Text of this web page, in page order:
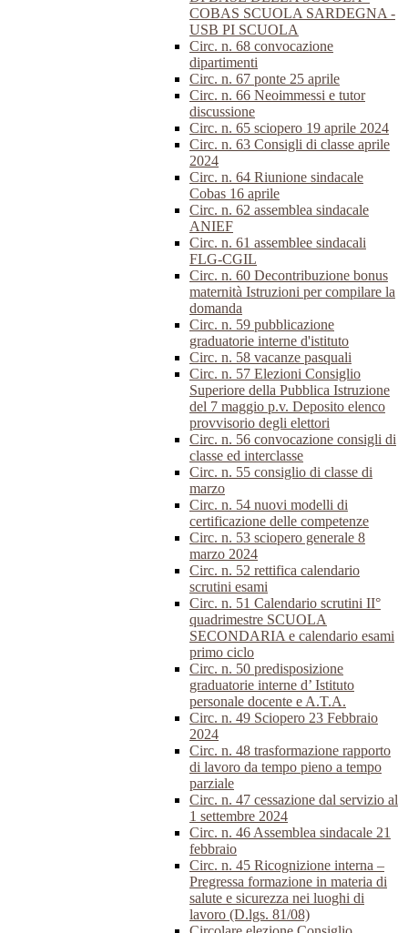
COBAS SCUOLA SARDEGNA -
USB PI SCUOLA
Circ. n. 68 convocazione
dipartimenti
Circ. n. 67 ponte 25 aprile
Circ. n. 66 Neoimmessi e tutor
discussione
Circ. n. 65 sciopero 19 aprile 2024
Circ. n. 63 Consigli di classe aprile
2024
Circ. n. 64 Riunione sindacale
Cobas 16 aprile
Circ. n. 62 assemblea sindacale
ANIEF
Circ. n. 61 assemblee sindacali
FLG-CGIL
Circ. n. 60 Decontribuzione bonus
maternità Istruzioni per compilare la
domanda
Circ. n. 59 pubblicazione
graduatorie interne d'istituto
Circ. n. 58 vacanze pasquali
Circ. n. 57 Elezioni Consiglio
Superiore della Pubblica Istruzione
del 7 maggio p.v. Deposito elenco
provvisorio degli elettori
Circ. n. 56 convocazione consigli di
classe ed interclasse
Circ. n. 55 consiglio di classe di
marzo
Circ. n. 54 nuovi modelli di
certificazione delle competenze
Circ. n. 53 sciopero generale 8
marzo 2024
Circ. n. 52 rettifica calendario
scrutini esami
Circ. n. 51 Calendario scrutini II°
quadrimestre SCUOLA
SECONDARIA e calendario esami
primo ciclo
Circ. n. 50 predisposizione
graduatorie interne d’ Istituto
personale docente e A.T.A.
Circ. n. 49 Sciopero 23 Febbraio
2024
Circ. n. 48 trasformazione rapporto
di lavoro da tempo pieno a tempo
parziale
Circ. n. 47 cessazione dal servizio al
1 settembre 2024
Circ. n. 46 Assemblea sindacale 21
febbraio
Circ. n. 45 Ricognizione interna –
Pregressa formazione in materia di
salute e sicurezza nei luoghi di
lavoro (D.lgs. 81/08)